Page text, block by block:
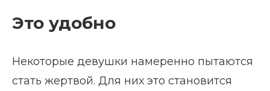
Это удобно
Некоторые девушки намеренно пытаются
стать жертвой. Для них это становится